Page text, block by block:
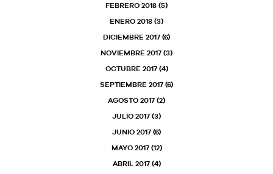
FEBRERO 2018 (5)
ENERO 2018 (3)
DICIEMBRE 2017 (6)
NOVIEMBRE 2017 (3)
OCTUBRE 2017(4)
SEPTIEMBRE 2017 (6)
AGOSTO 2017 (2)
JULIO 2017 (3)
JUNIO 2017 (6)
MAYO 2017(12)
ABRIL 2017(4)